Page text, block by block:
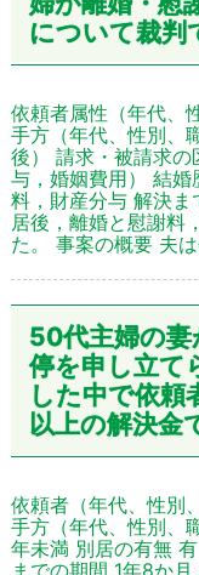
について裁判
依頼者属性（年代、
手方（年代、性別、
後） 請求・被請求
与，婚姻費用） 結
料，財産分与 解決
居後，離婚と慰謝料
た。 事案の概要 夫
50代主婦の妻
停を申し立て
した中で依頼
以上の解決金
依頼者（年代、性別
手方（年代、性別、
年未満 別居の有無
までの期間 1年8か